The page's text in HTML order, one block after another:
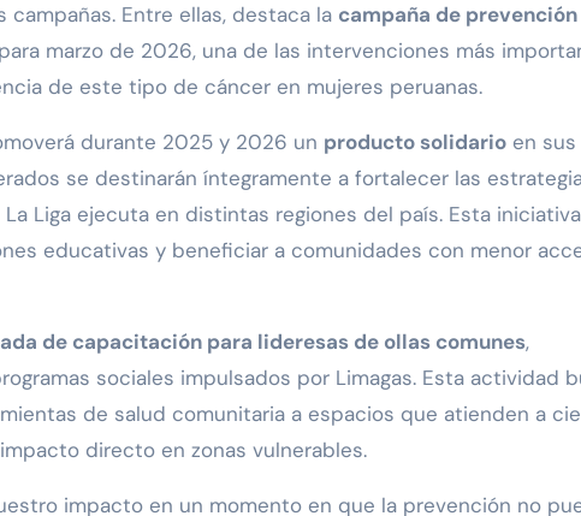
Entre ellas, destaca la campaña de
marzo de 2026, una de las intervenciones más
de este tipo de cáncer en mujeres peruanas.
durante 2025 y 2026 un producto solidario en sus
se destinarán íntegramente a fortalecer las
Liga ejecuta en distintas regiones del país. Esta iniciativa
educativas y beneficiar a comunidades con menor
de capacitación para lideresas de ollas comunes,
sociales impulsados por Limagas. Esta actividad
de salud comunitaria a espacios que atienden a
directo en zonas vulnerables.
impacto en un momento en que la prevención no